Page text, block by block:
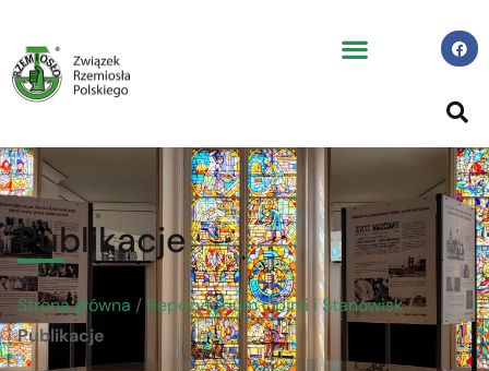
Publikacje
Strona główna / Repozytorium Opinii i Stanowisk/
Publikacje